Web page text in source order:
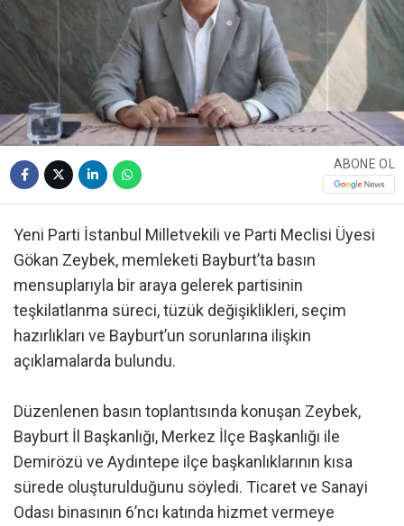
ABONE OL
Yeni Parti İstanbul Milletvekili ve Parti Meclisi Üyesi
Gökan Zeybek, memleketi Bayburt’ta basın
mensuplarıyla bir araya gelerek partisinin
teşkilatlanma süreci, tüzük değişiklikleri, seçim
hazırlıkları ve Bayburt’un sorunlarına ilişkin
açıklamalarda bulundu.
Düzenlenen basın toplantısında konuşan Zeybek,
Bayburt İl Başkanlığı, Merkez İlçe Başkanlığı ile
Demirözü ve Aydıntepe ilçe başkanlıklarının kısa
sürede oluşturulduğunu söyledi. Ticaret ve Sanayi
Odası binasının 6’ncı katında hizmet vermeye